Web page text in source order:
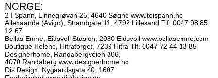
NORGE:
2 I Spann, Linnegrøvan 25, 4640 Søgne www.toispann.no
Allehaande (Avigo), Strandgate 11, 4792 Lillesand Tlf. 0047 98 85
12 67
Bellas Emne, Eidsvoll Stasjon, 2080 Eidsvoll www.bellasemne.com
Boutigue Helene, Hitratorget, 7239 Hitra Tlf. 0047 72 44 13 85
Designerhome, Randabergveien 306,
4070 Randaberg www.designerhome.no
Dis Design, Nygaardsgata 40, 1607